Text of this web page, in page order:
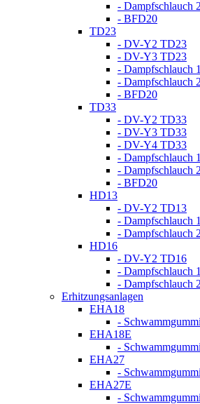
- Dampfschlauch
- BFD20
TD23
- DV-Y2 TD23
- DV-Y3 TD23
- Dampfschlauch
- Dampfschlauch
- BFD20
TD33
- DV-Y2 TD33
- DV-Y3 TD33
- DV-Y4 TD33
- Dampfschlauch
- Dampfschlauch
- BFD20
HD13
- DV-Y2 TD13
- Dampfschlauch
- Dampfschlauch
HD16
- DV-Y2 TD16
- Dampfschlauch
- Dampfschlauch
Erhitzungsanlagen
EHA18
-
EHA18E
-
EHA27
-
EHA27E
-